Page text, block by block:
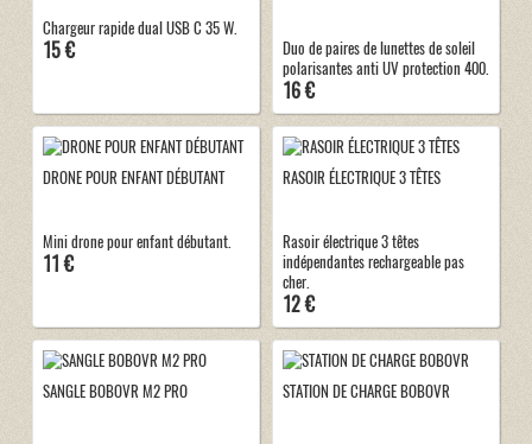
Chargeur rapide dual USB C 35 W.
15 €
Duo de paires de lunettes de soleil
polarisantes anti UV protection 400.
16 €
DRONE POUR ENFANT DÉBUTANT
Mini drone pour enfant débutant.
11 €
RASOIR ÉLECTRIQUE 3 TÊTES
Rasoir électrique 3 têtes
indépendantes rechargeable pas
cher.
12 €
SANGLE BOBOVR M2 PRO STATION DE CHARGE BOBOVR